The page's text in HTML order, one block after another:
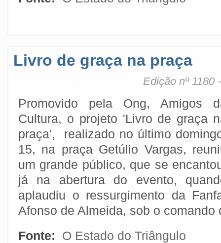
Livro de graça na praça
Edição nº 1180
Promovido pela Ong, Amigos
Cultura, o projeto 'Livro de graça
praça', realizado no último
15, na praça Getúlio Vargas,
um grande público, que se
já na abertura do evento,
aplaudiu o ressurgimento da
Afonso de Almeida, sob o
Fonte:
O Estado do Triângulo